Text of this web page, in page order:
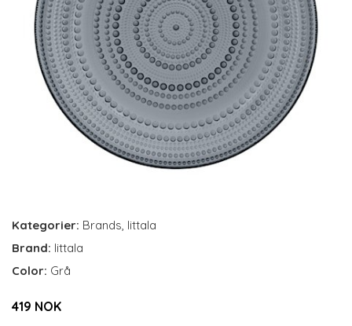
Kategorier: Brands, Iittala
Brand: Iittala
Color: Grå
419 NOK